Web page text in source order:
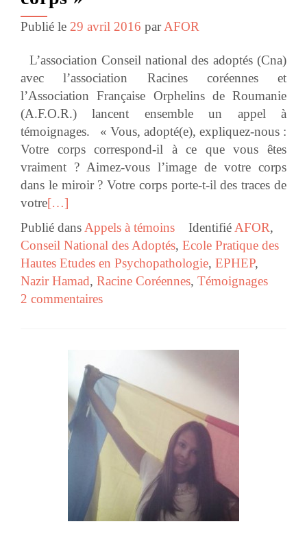
Publié le 29 avril 2016 parAFOR
L’association Conseil national des adoptés (Cna)
avec l’association Racines coréennes et
l’Association Française Orphelins de Roumanie
(A.F.O.R.) lancent ensemble un appel à
témoignages. « Vous, adopté(e), expliquez-nous :
Votre corps correspond-il à ce que vous êtes
vraiment ? Aimez-vous l’image de votre corps
dans le miroir ? Votre corps porte-t-il des traces de
votre[…]
Publié dans Appels à témoins Identifié AFOR,
Conseil National des Adoptés, Ecole Pratique des
Hautes Etudes en Psychopathologie, EPHEP,
Nazir Hamad, Racine Coréennes, Témoignages
2 commentaires